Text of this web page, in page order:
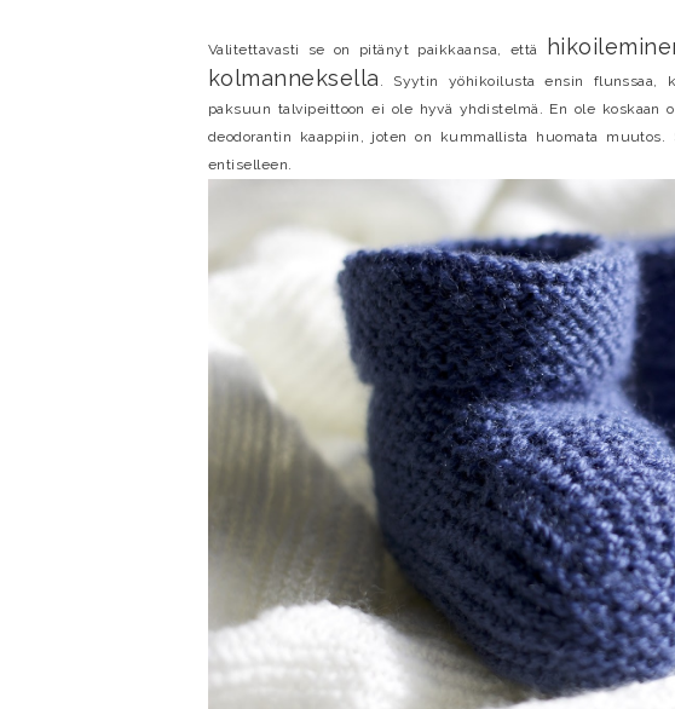
Valitettavasti se on pitänyt paikkaansa, että
kolmanneksella
. Syytin yöhikoilusta ensin
paksuun talvipeittoon ei ole hyvä yhdistelmä. En ole
deodorantin kaappiin, joten on kummallista huomata
entiselleen.